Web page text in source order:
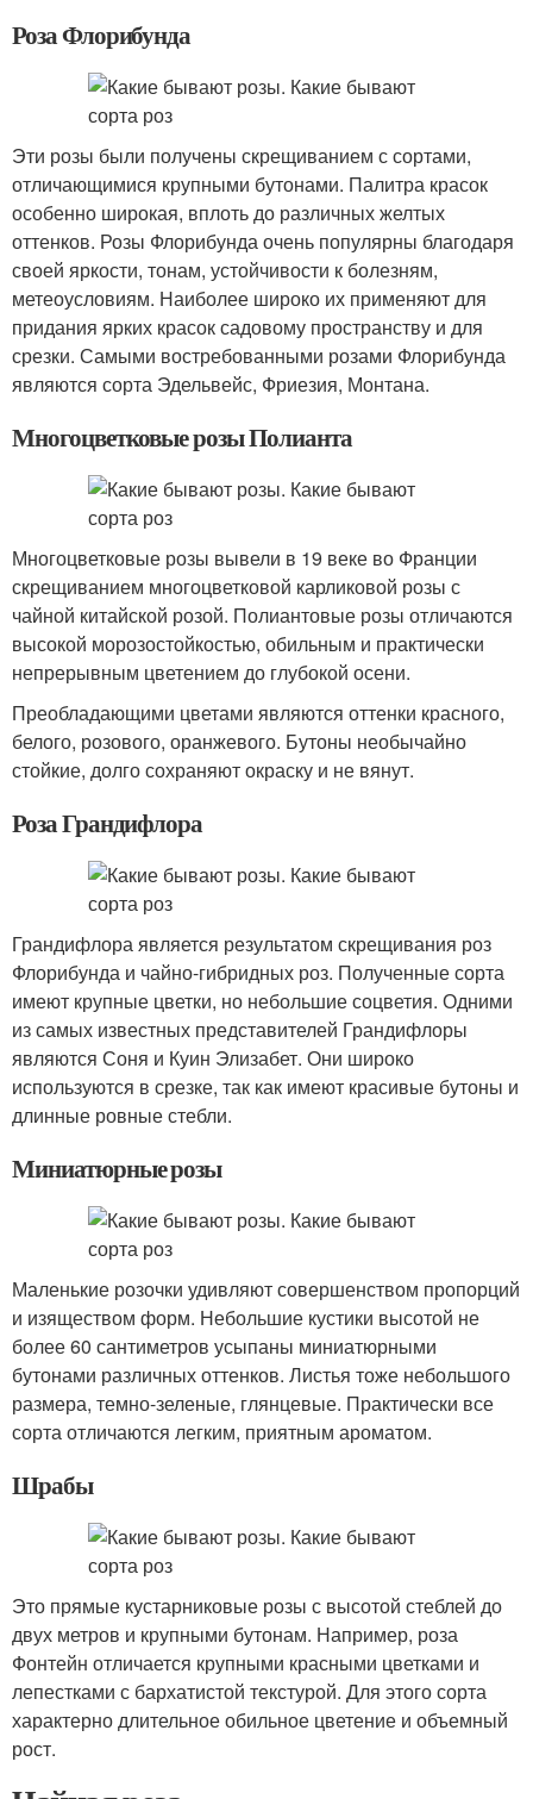
Роза Флорибунда
Эти розы были получены скрещиванием с сортами,
отличающимися крупными бутонами. Палитра красок
особенно широкая, вплоть до различных желтых
оттенков. Розы Флорибунда очень популярны благодаря
своей яркости, тонам, устойчивости к болезням,
метеоусловиям. Наиболее широко их применяют для
придания ярких красок садовому пространству и для
срезки. Самыми востребованными розами Флорибунда
являются сорта Эдельвейс, Фриезия, Монтана.
Многоцветковые розы Полианта
Многоцветковые розы вывели в 19 веке во Франции
скрещиванием многоцветковой карликовой розы с
чайной китайской розой. Полиантовые розы отличаются
высокой морозостойкостью, обильным и практически
непрерывным цветением до глубокой осени.
Преобладающими цветами являются оттенки красного,
белого, розового, оранжевого. Бутоны необычайно
стойкие, долго сохраняют окраску и не вянут.
Роза Грандифлора
Грандифлора является результатом скрещивания роз
Флорибунда и чайно-гибридных роз. Полученные сорта
имеют крупные цветки, но небольшие соцветия. Одними
из самых известных представителей Грандифлоры
являются Соня и Куин Элизабет. Они широко
используются в срезке, так как имеют красивые бутоны и
длинные ровные стебли.
Миниатюрные розы
Маленькие розочки удивляют совершенством пропорций
и изяществом форм. Небольшие кустики высотой не
более 60 сантиметров усыпаны миниатюрными
бутонами различных оттенков. Листья тоже небольшого
размера, темно-зеленые, глянцевые. Практически все
сорта отличаются легким, приятным ароматом.
Шрабы
Это прямые кустарниковые розы с высотой стеблей до
двух метров и крупными бутонам. Например, роза
Фонтейн отличается крупными красными цветками и
лепестками с бархатистой текстурой. Для этого сорта
характерно длительное обильное цветение и объемный
рост.